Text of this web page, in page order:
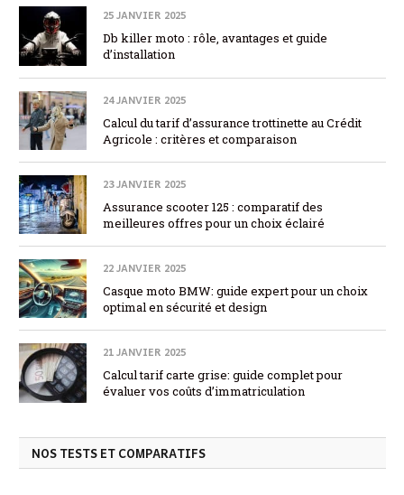
25 JANVIER 2025
Db killer moto : rôle, avantages et guide
d’installation
24 JANVIER 2025
Calcul du tarif d’assurance trottinette au Crédit
Agricole : critères et comparaison
23 JANVIER 2025
Assurance scooter 125 : comparatif des
meilleures offres pour un choix éclairé
22 JANVIER 2025
Casque moto BMW: guide expert pour un choix
optimal en sécurité et design
21 JANVIER 2025
Calcul tarif carte grise: guide complet pour
évaluer vos coûts d’immatriculation
NOS TESTS ET COMPARATIFS